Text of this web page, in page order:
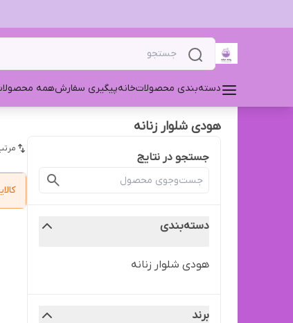
دسته‌بندی محصولاتخانهپیگیری سفارشهمه
هودی شلوار زنانه
جستجو در نتایج
دسته‌بندی
هودی شلوار زنانه
برند